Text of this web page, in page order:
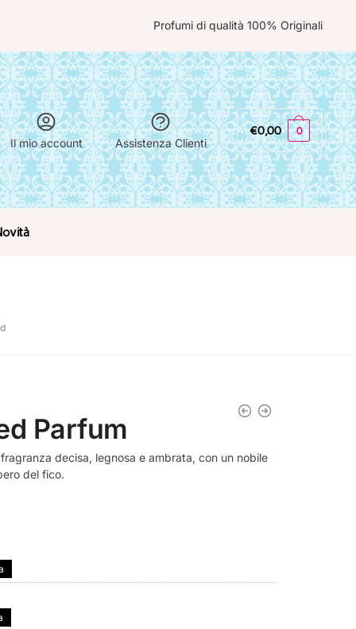
Profumi di qualità 100% Originali
Il mio account Assistenza Clienti
€0,00 0
Parfum
decisa, legnosa e ambrata, con un nobile
del fico.